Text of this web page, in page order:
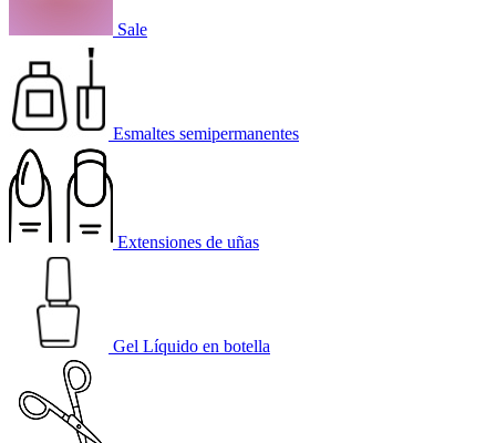
Sale
Esmaltes semipermanentes
Extensiones de uñas
Gel Líquido en botella